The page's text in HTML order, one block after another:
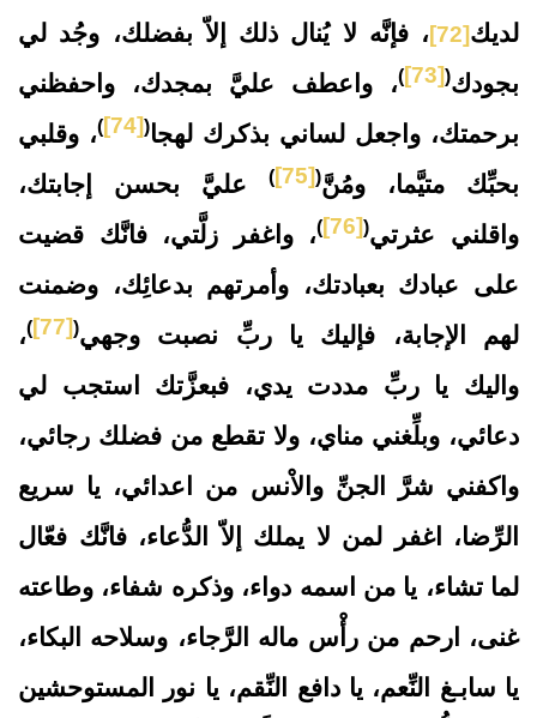
لديك[72]، فإنَّه لا يُنال ذلك إلاّ بفضلك، وجُد لي
بجودك(
[73]
)، واعطف عليَّ بمجدك، واحفظني
برحمتك، واجعل لساني بذكرك لهجا(
[74]
)، وقلبي
بحبِّك متيَّما، ومُنَّ(
[75]
)
عليَّ بحسن إجابتك،
واقلني عثرتي(
[76]
)، واغفر زلَّتي، فانَّك قضيت
على عبادك بعبادتك، وأمرتهم بدعائِك، وضمنت
لهم الإجابة، فإليك يا ربِّ نصبت وجهي(
[77]
)،
واليك يا ربِّ مددت يدي، فبعزَّتك استجب لي
دعائي، وبلِّغني مناي، ولا تقطع من فضلك رجائي،
واكفني شرَّ الجنِّ والاْنس من اعدائي، يا سريع
الرِّضا، اغفر لمن لا يملك إلاّ الدُّعاء، فانَّك فعّال
لما تشاء، يا من اسمه دواء، وذكره شفاء، وطاعته
غنى، ارحم من رأْس ماله الرَّجاء، وسلاحه البكاء،
يا سابـغ النِّعم، يا دافع النِّقم، يا نور المستوحشين